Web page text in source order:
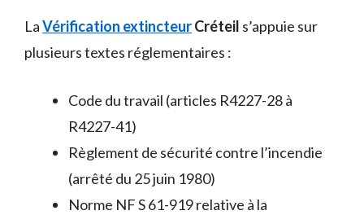
LaVérification extincteurCréteil s’appuie sur
plusieurs textes réglementaires :
Code du travail (articles R4227-28 à
R4227-41)
Règlement de sécurité contre l’incendie
(arrêté du 25 juin 1980)
Norme NF S 61-919 relative à la